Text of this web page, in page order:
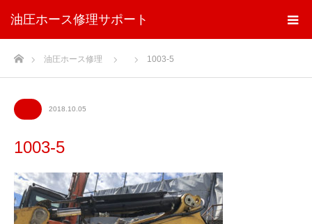
油圧ホース修理サポート
ホーム油圧ホース修理 1003-5
2018.10.05
1003-5